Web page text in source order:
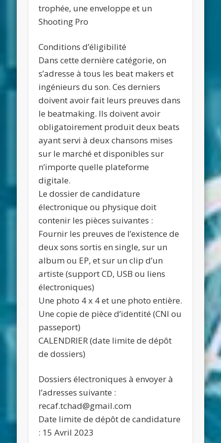
trophée, une enveloppe et un
Shooting Pro
Conditions d’éligibilité
Dans cette dernière catégorie, on
s’adresse à tous les beat makers et
ingénieurs du son. Ces derniers
doivent avoir fait leurs preuves dans
le beatmaking. Ils doivent avoir
obligatoirement produit deux beats
ayant servi à deux chansons mises
sur le marché et disponibles sur
n’importe quelle plateforme
digitale.
Le dossier de candidature
électronique ou physique doit
contenir les pièces suivantes :
Fournir les preuves de l’existence de
deux sons sortis en single, sur un
album ou EP, et sur un clip d’un
artiste (support CD, USB ou liens
électroniques)
Une photo 4 x 4 et une photo entière.
Une copie de pièce d’identité (CNI ou
passeport)
CALENDRIER (date limite de dépôt
de dossiers)
Dossiers électroniques à envoyer à
l’adresses suivante :
recaf.tchad@gmail.com
Date limite de dépôt de candidature
: 15 Avril 2023